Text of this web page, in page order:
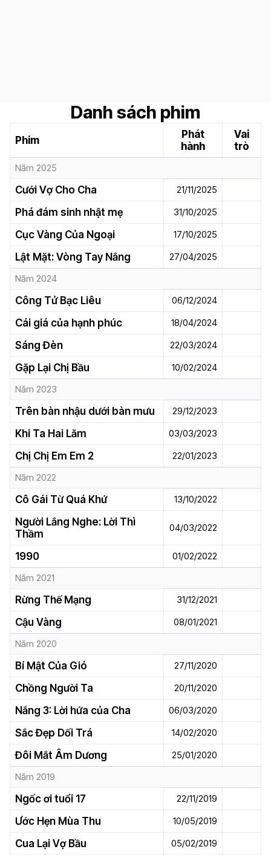
Danh sách phim
Phim
Phát
hành
Vai
trò
Năm 2025
Cưới Vợ Cho Cha 21/11/2025
Phá đám sinh nhật mẹ 31/10/2025
Cục Vàng Của Ngoại 17/10/2025
Lật Mặt: Vòng Tay Nắng
27/04/2025
Năm 2024
Công Tử Bạc Liêu 06/12/2024
Cái giá của hạnh phúc 18/04/2024
Sáng Đèn 22/03/2024
Gặp Lại Chị Bầu
10/02/2024
Năm 2023
Trên bàn nhậu dưới bàn mưu 29/12/2023
Khi Ta Hai Lăm 03/03/2023
Chị Chị Em Em 2
22/01/2023
Năm 2022
Cô Gái Từ Quá Khứ 13/10/2022
Người Lắng Nghe: Lời Thì
Thầm
04/03/2022
1990
01/02/2022
Năm 2021
Rừng Thế Mạng 31/12/2021
Cậu Vàng
08/01/2021
Năm 2020
Bí Mật Của Gió 27/11/2020
Chồng Người Ta 20/11/2020
Nắng 3: Lời hứa của Cha 06/03/2020
Sắc Đẹp Dối Trá 14/02/2020
Đôi Mắt Âm Dương
25/01/2020
Năm 2019
Ngốc ơi tuổi 17 22/11/2019
Ước Hẹn Mùa Thu 10/05/2019
Cua Lại Vợ Bầu 05/02/2019